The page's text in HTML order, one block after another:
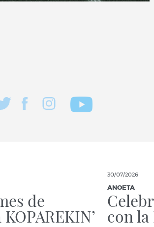
de
KOPAREKIN’
30/07/2026
ANOETA
con la